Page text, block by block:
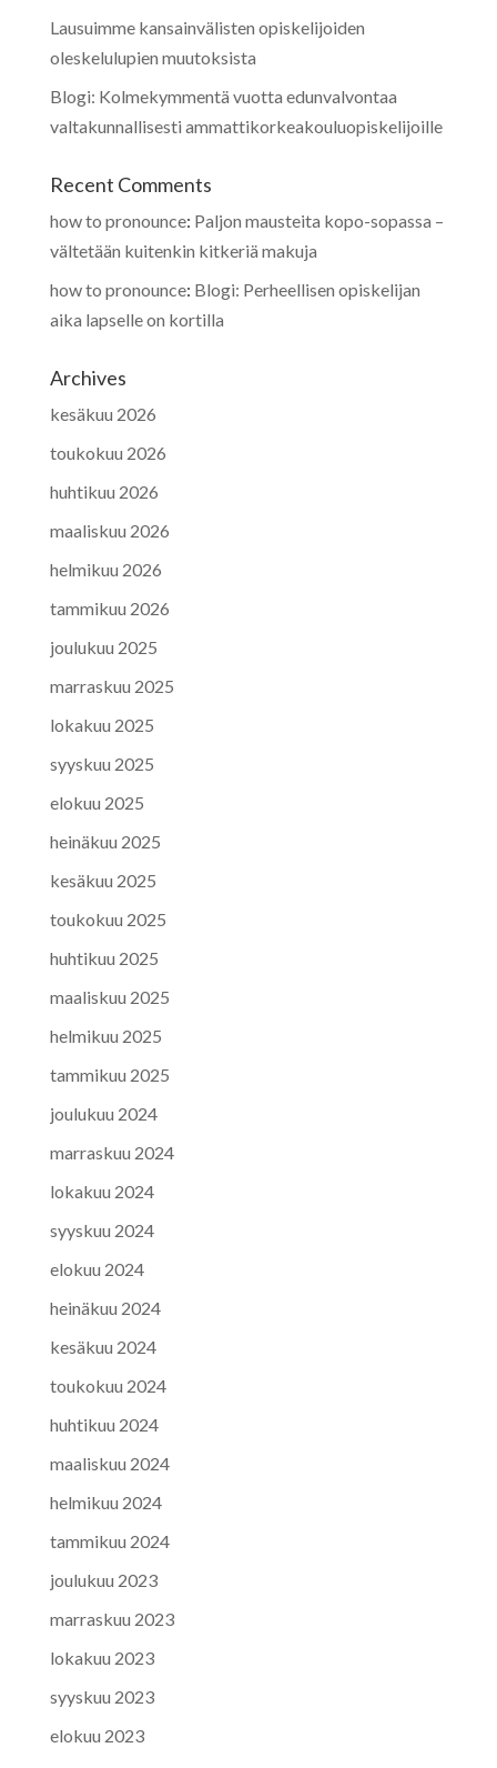
Lausuimme kansainvälisten opiskelijoiden
oleskelulupien muutoksista
Blogi: Kolmekymmentä vuotta edunvalvontaa
valtakunnallisesti ammattikorkeakouluopiskelijoille
Recent Comments
how to pronounce: Paljon mausteita kopo-sopassa –
vältetään kuitenkin kitkeriä makuja
how to pronounce: Blogi: Perheellisen opiskelijan
aika lapselle on kortilla
Archives
kesäkuu 2026
toukokuu 2026
huhtikuu 2026
maaliskuu 2026
helmikuu 2026
tammikuu 2026
joulukuu 2025
marraskuu 2025
lokakuu 2025
syyskuu 2025
elokuu 2025
heinäkuu 2025
kesäkuu 2025
toukokuu 2025
huhtikuu 2025
maaliskuu 2025
helmikuu 2025
tammikuu 2025
joulukuu 2024
marraskuu 2024
lokakuu 2024
syyskuu 2024
elokuu 2024
heinäkuu 2024
kesäkuu 2024
toukokuu 2024
huhtikuu 2024
maaliskuu 2024
helmikuu 2024
tammikuu 2024
joulukuu 2023
marraskuu 2023
lokakuu 2023
syyskuu 2023
elokuu 2023